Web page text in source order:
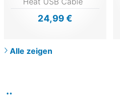
24,99 €
Alle zeigen